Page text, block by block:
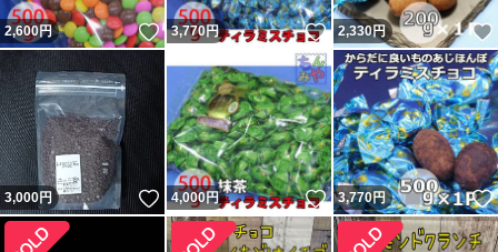
2,600円 いいね！
3,770円 いいね！
2,330円
3,000円 いいね！
4,000円 いいね！
3,770円